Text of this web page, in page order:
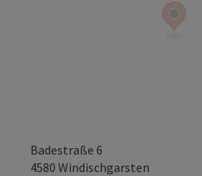
Badestraße 6
4580 Windischgarsten